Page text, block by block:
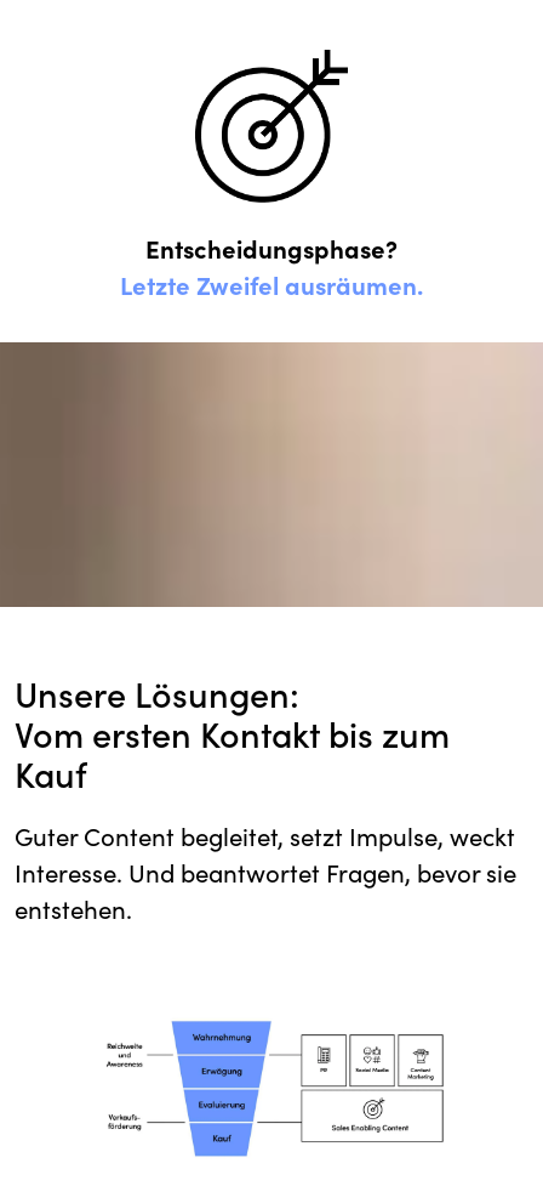
Entscheidungsphase?
Letzte Zweifel ausräumen.
Unsere Lösungen:
Vom ersten Kontakt bis zum
Kauf
Guter Content begleitet, setzt Impulse, weckt
Interesse. Und beantwortet Fragen, bevor sie
entstehen.